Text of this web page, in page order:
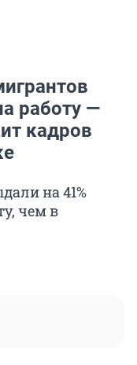
работу —
кадров
на 41%
чем в